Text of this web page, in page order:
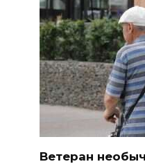
Ветеран